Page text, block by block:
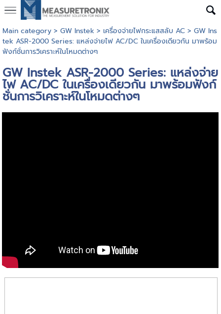
Main category> GW Instek > เครื่องจ่ายไฟกระแสสลับ AC> GW Ins
tek ASR-2000 Series: แหล่งจ่ายไฟ AC/DC ในเครื่องเดียวกัน มาพร้อม
ฟังก์ชั่นการวิเคราะห์ในโหมดต่างๆ
GW Instek ASR-2000 Series: แหล่งจ่าย
ไฟ AC/DC ในเครื่องเดียวกัน มาพร้อมฟังก์
ชั่นการวิเคราะห์ในโหมดต่างๆ